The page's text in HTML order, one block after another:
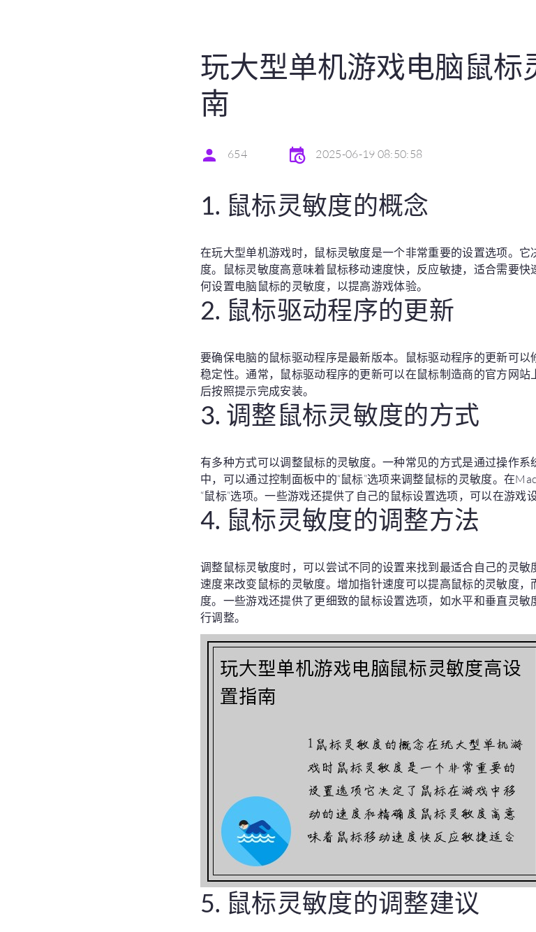
玩大型单机游戏电脑鼠标
南
654 2025-06-19 08:50:58
1. 鼠标灵敏度的概念
在玩大型单机游戏时，鼠标灵敏度是一个非常重要的设置选项。
度。鼠标灵敏度高意味着鼠标移动速度快，反应敏捷，适合需要
何设置电脑鼠标的灵敏度，以提高游戏体验。
2. 鼠标驱动程序的更新
要确保电脑的鼠标驱动程序是最新版本。鼠标驱动程序的更新可
稳定性。通常，鼠标驱动程序的更新可以在鼠标制造商的官方网
后按照提示完成安装。
3. 调整鼠标灵敏度的方式
有多种方式可以调整鼠标的灵敏度。一种常见的方式是通过操作
中，可以通过控制面板中的“鼠标”选项来调整鼠标的灵敏度。在
“鼠标”选项。一些游戏还提供了自己的鼠标设置选项，可以在游戏
4. 鼠标灵敏度的调整方法
调整鼠标灵敏度时，可以尝试不同的设置来找到最适合自己的灵
速度来改变鼠标的灵敏度。增加指针速度可以提高鼠标的灵敏度
度。一些游戏还提供了更细致的鼠标设置选项，如水平和垂直灵
行调整。
5. 鼠标灵敏度的调整建议